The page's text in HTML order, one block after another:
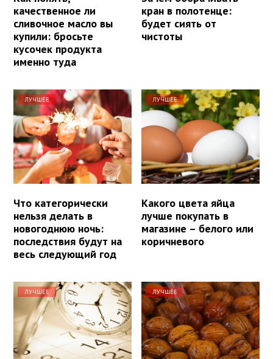
качественное ли
сливочное масло вы
купили: бросьте
кусочек продукта
именно туда
кран в полотенце:
будет сиять от
чистоты
ЛУЧШЕЕ
Что категорически
нельзя делать в
новогоднюю ночь:
последствия будут на
весь следующий год
ЛУЧШЕЕ
Какого цвета яйца
лучше покупать в
магазине – белого или
коричневого
ЛУЧШЕЕ ЛУЧШЕЕ